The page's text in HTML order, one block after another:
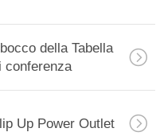
della Tabella
conferenza
Up Power Outlet